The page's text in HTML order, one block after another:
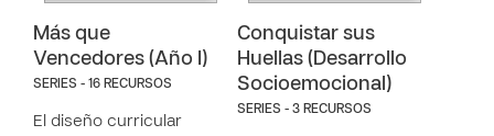
Más que
Vencedores (Año I)
SERIES - 16 RECURSOS
El diseño curricular
Conquistar sus
Huellas (Desarrollo
Socioemocional)
SERIES - 3 RECURSOS